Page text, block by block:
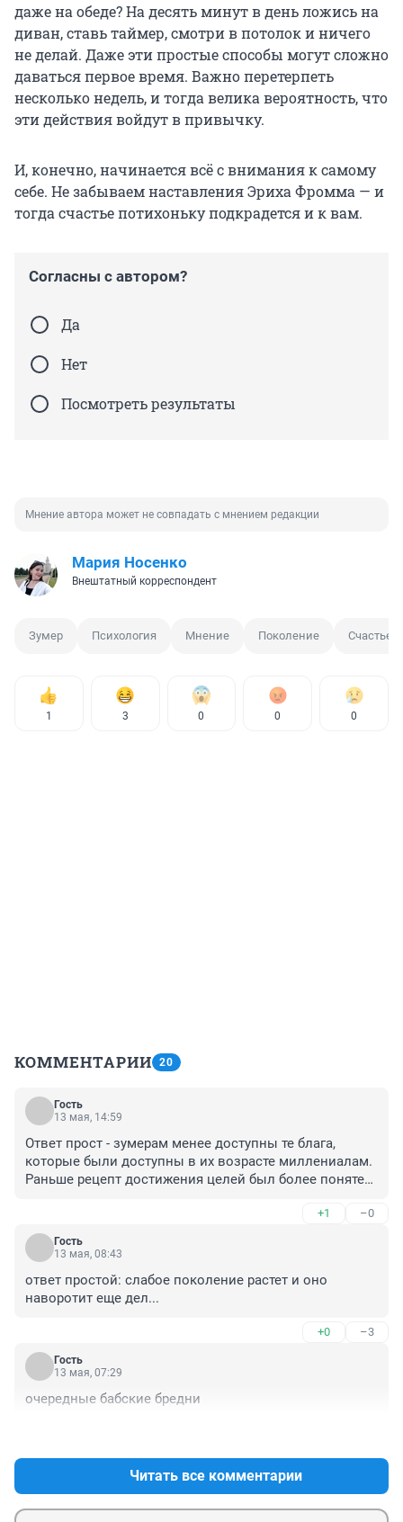
даже на обеде? На десять минут в день ложись на
диван, ставь таймер, смотри в потолок и ничего
не делай. Даже эти простые способы могут сложно
даваться первое время. Важно перетерпеть
несколько недель, и тогда велика вероятность, что
эти действия войдут в привычку.
И, конечно, начинается всё с внимания к самому
себе. Не забываем наставления Эриха Фромма — и
тогда счастье потихоньку подкрадется и к вам.
Согласны с автором?
Да
Нет
Посмотреть результаты
Мнение автора может не совпадать с мнением редакции
Мария Носенко
Внештатный корреспондент
Зумер Психология Мнение Поколение Счастье
1 3 0 0 0
КОММЕНТАРИИ 20
Гость
13 мая, 14:59
Ответ прост - зумерам менее доступны те блага,
которые были доступны в их возрасте миллениалам.
Раньше рецепт достижения целей был более понятен.
среднего возраста, поймал себя на мысли, что
окажись я сегодня в возрасте 18-25 лет, не знаю, чем
бы занялся в жизни.
+1 –0
Гость
13 мая, 08:43
ответ простой: слабое поколение растет и оно
наворотит еще дел...
+0 –3
Гость
13 мая, 07:29
очередные бабские бредни
Читать все комментарии